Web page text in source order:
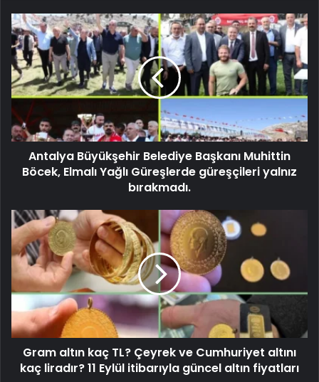
Antalya Büyükşehir Belediye Başkanı Muhittin
Böcek, Elmalı Yağlı Güreşlerde güreşçileri yalnız
bırakmadı.
Gram altın kaç TL? Çeyrek ve Cumhuriyet altını
kaç liradır? 11 Eylül itibarıyla güncel altın fiyatları